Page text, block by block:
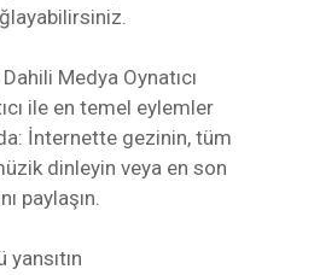
Medya Oynatıcı
ile en temel eylemler
İnternette gezinin, tüm
dinleyin veya en son
paylaşın.